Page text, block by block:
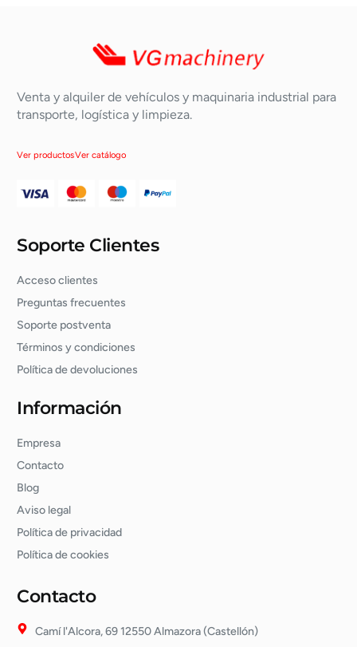
Venta y alquiler de vehículos y maquinaria industrial para
transporte, logística y limpieza.
Ver productosVer catálogo
Soporte Clientes
Acceso clientes
Preguntas frecuentes
Soporte postventa
Términos y condiciones
Política de devoluciones
Información
Empresa
Contacto
Blog
Aviso legal
Política de privacidad
Política de cookies
Contacto
Camí l'Alcora, 69 12550 Almazora (Castellón)